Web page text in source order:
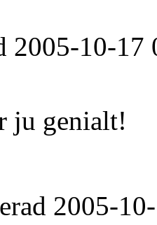
2005-10-17
ju genialt!
2005-